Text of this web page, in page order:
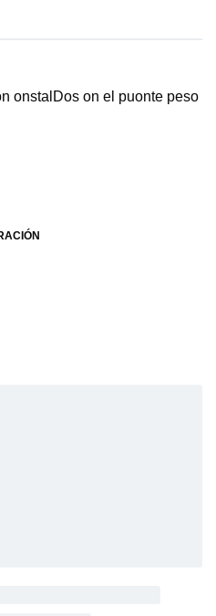
onstalDos on el puonte peso